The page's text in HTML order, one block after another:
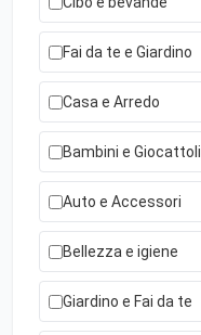
Fai da te e Giardino
Casa e Arredo
Bambini e Giocattoli
Auto e Accessori
Bellezza e igiene
Giardino e Fai da te